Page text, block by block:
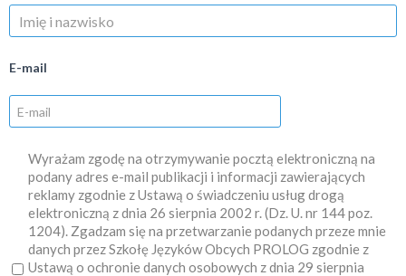
E-mail
Wyrażam zgodę na otrzymywanie pocztą elektroniczną na
podany adres e-mail publikacji i informacji zawierających
reklamy zgodnie z Ustawą o świadczeniu usług drogą
elektroniczną z dnia 26 sierpnia 2002 r. (Dz. U. nr 144 poz.
1204). Zgadzam się na przetwarzanie podanych przeze mnie
danych przez Szkołę Języków Obcych PROLOG zgodnie z
Ustawą o ochronie danych osobowych z dnia 29 sierpnia